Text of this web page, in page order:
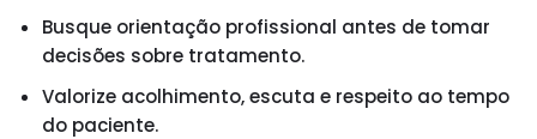
Busque orientação profissional antes de tomar
decisões sobre tratamento.
Valorize acolhimento, escuta e respeito ao tempo
do paciente.